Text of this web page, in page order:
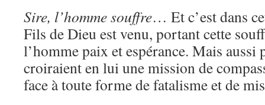
Sire, l’homme souffre… Et c’est dans
Fils de Dieu est venu, portant cette
l’homme paix et espérance. Mais
croiraient en lui une mission de
face à toute forme de fatalisme et de